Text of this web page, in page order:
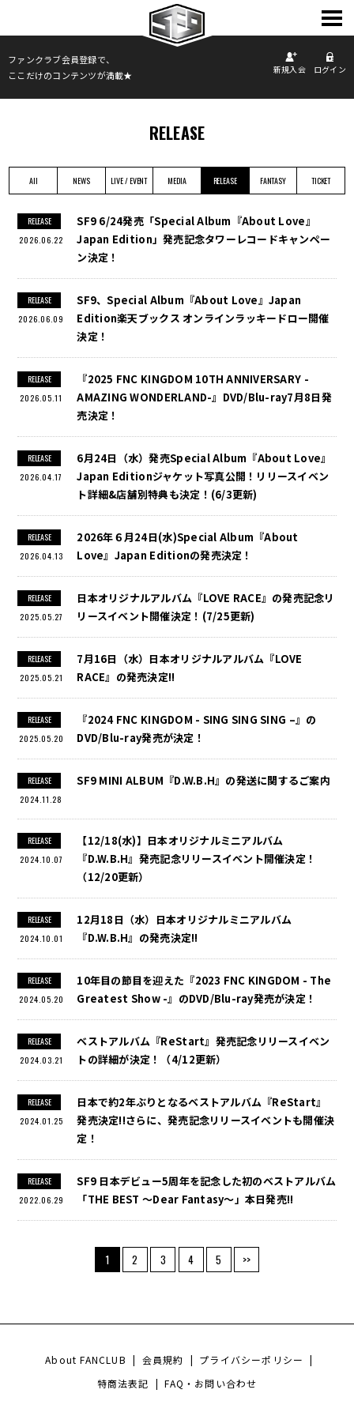
ファンクラブ会員登録で、
ここだけのコンテンツが満載★
新規入会 ログイン
PROFILE
DISCOGRAPHY
PHOTO
MOVIE
RELEASE
All NEWS LIVE / EVENT MEDIA RELEASE FANTASY TICKET
RELEASE
2026.06.22
SF9 6/24発売「Special Album『About Love』
Japan Edition」発売記念タワーレコードキャンペー
ン決定！
RELEASE
2026.06.09
SF9、Special Album『About Love』Japan
Edition楽天ブックス オンラインラッキードロー開催
決定！
RELEASE
2026.05.11
『2025 FNC KINGDOM 10TH ANNIVERSARY -
AMAZING WONDERLAND-』DVD/Blu-ray7月8日発
売決定！
RELEASE
2026.04.17
6月24日（水）発売Special Album『About Love』
Japan Editionジャケット写真公開！リリースイベン
ト詳細&店舗別特典も決定！(6/3更新)
RELEASE
2026.04.13
2026年６月24日(水)Special Album『About
Love』Japan Editionの発売決定！
RELEASE
2025.05.27
日本オリジナルアルバム『LOVE RACE』の発売記念リ
リースイベント開催決定！(7/25更新)
RELEASE
2025.05.21
7月16日（水）日本オリジナルアルバム『LOVE
RACE』の発売決定!!
RELEASE
2025.05.20
『2024 FNC KINGDOM - SING SING SING –』の
DVD/Blu-ray発売が決定！
RELEASE
2024.11.28
SF9 MINI ALBUM『D.W.B.H』の発送に関するご案内
RELEASE
2024.10.07
【12/18(水)】日本オリジナルミニアルバム
『D.W.B.H』発売記念リリースイベント開催決定！
（12/20更新）
RELEASE
2024.10.01
12月18日（水）日本オリジナルミニアルバム
『D.W.B.H』の発売決定!!
RELEASE
2024.05.20
10年目の節目を迎えた『2023 FNC KINGDOM - The
Greatest Show -』のDVD/Blu-ray発売が決定！
RELEASE
2024.03.21
ベストアルバム『ReStart』発売記念リリースイベン
トの詳細が決定！（4/12更新）
RELEASE
2024.01.25
日本で約2年ぶりとなるベストアルバム『ReStart』
発売決定!!さらに、発売記念リリースイベントも開催決
定！
RELEASE
2022.06.29
SF9 日本デビュー5周年を記念した初のベストアルバム
「THE BEST 〜Dear Fantasy〜」本日発売!!
1 2 3 4 5 >>
About FANCLUB | 会員規約 | プライバシーポリシー |
特商法表記 | FAQ・お問い合わせ